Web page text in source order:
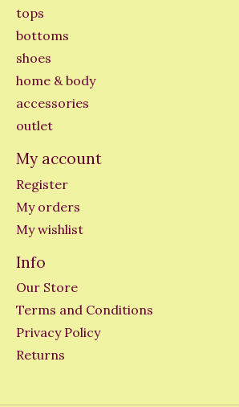
tops
bottoms
shoes
home & body
accessories
outlet
My account
Register
My orders
My wishlist
Info
Our Store
Terms and Conditions
Privacy Policy
Returns